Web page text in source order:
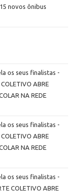
novos ônibus
os seus finalistas -
ABRE
NA REDE
os seus finalistas -
ABRE
NA REDE
os seus finalistas -
COLETIVO ABRE